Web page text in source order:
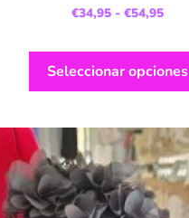
€34,95 - €54,95
Seleccionar opciones